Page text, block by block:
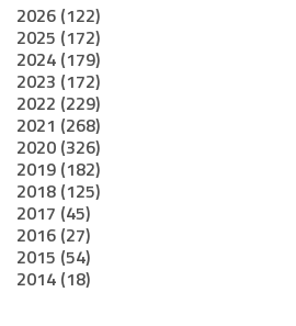
2026 (122)
2025 (172)
2024 (179)
2023 (172)
2022 (229)
2021 (268)
2020 (326)
2019 (182)
2018 (125)
2017 (45)
2016 (27)
2015 (54)
2014 (18)